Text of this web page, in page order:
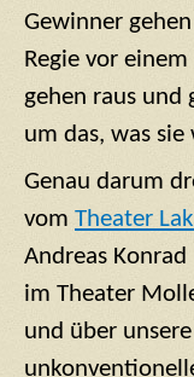
Gewinner
Regie vor
gehen raus und
um das, was
Genau darum
vom Theater
Andreas
im Theater
und über